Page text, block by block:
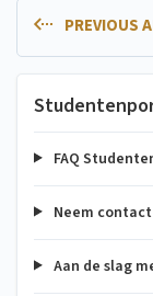
PREVIOUS
FAQ
Neem
Aan de slag